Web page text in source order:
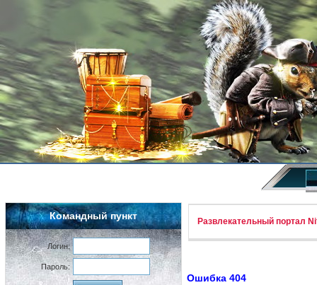
Командный пункт
Логин:
Пароль:
Развлекательный портал
Ошибка 404